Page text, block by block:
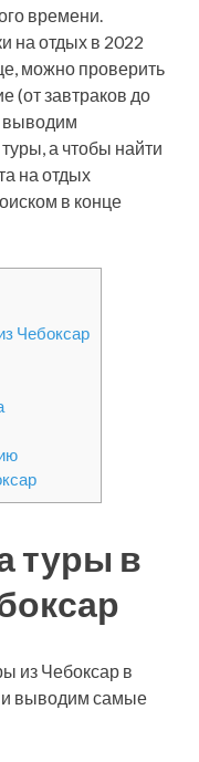
времени.
на отдых в 2022
можно проверить
(от завтраков до
выводим
а чтобы найти
на отдых
в конце
Чебоксар
туры в
из Чебоксар в
и выводим самые